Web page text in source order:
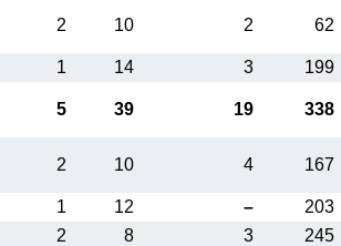
2 10 2 62
1 14 3 199
5 39 19 338
2 10 4 167
1 12 – 203
2 8 3 245